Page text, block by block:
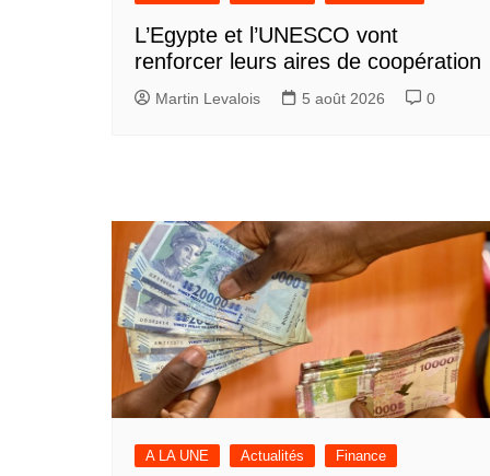
L’Egypte et l’UNESCO vont
renforcer leurs aires de coopération
Martin Levalois 5 août 2026 0
A LA UNE Actualités Finance